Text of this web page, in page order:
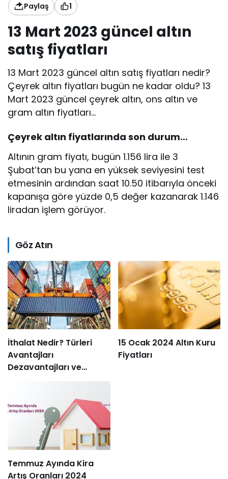
Paylaş 1
13 Mart 2023 güncel altın
satış fiyatları
13 Mart 2023 güncel altın satış fiyatları nedir?
Çeyrek altın fiyatları bugün ne kadar oldu? 13
Mart 2023 güncel çeyrek altın, ons altın ve
gram altın fiyatları…
Çeyrek altın fiyatlarında son durum…
Altının gram fiyatı, bugün 1.156 lira ile 3
Şubat’tan bu yana en yüksek seviyesini test
etmesinin ardından saat 10.50 itibarıyla önceki
kapanışa göre yüzde 0,5 değer kazanarak 1.146
liradan işlem görüyor.
Göz Atın
İthalat Nedir? Türleri
Avantajları
Dezavantajları ve
15 Ocak 2024 Altın Kuru
Fiyatları
Temmuz Ayında Kira
Artış Oranları 2024